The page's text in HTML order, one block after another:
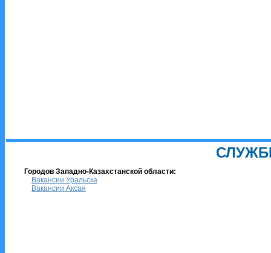
Городов Западно-Казахстанской области:
Вакансии Уральска
Вакансии Аксая